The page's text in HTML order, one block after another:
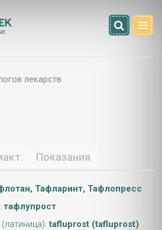
лекарств
Показания
Тафларинт, Тафлопресс
тафлупрост
tafluprost (tafluprost)